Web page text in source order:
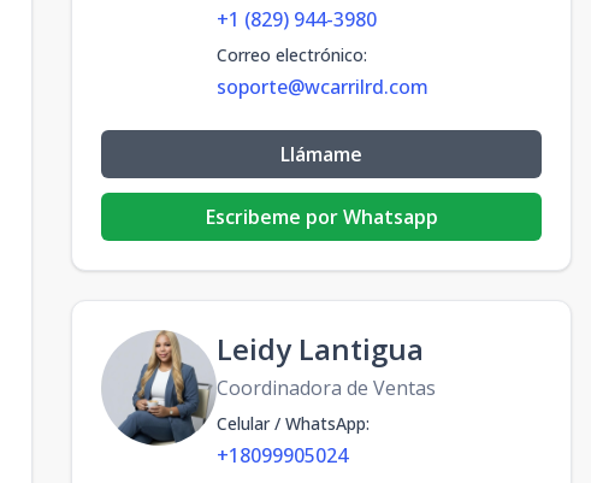
+1 (829) 944-3980
Correo electrónico:
soporte@wcarrilrd.com
Llámame
Escribeme por Whatsapp
Leidy Lantigua
Coordinadora de Ventas
Celular / WhatsApp:
+18099905024